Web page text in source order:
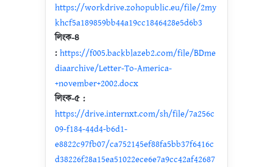
https://workdrive.zohopublic.eu/file/2my
khcf5a189859bb44a19cc1846428e5d6b3
লিংক-৪
: https://f005.backblazeb2.com/file/BDme
diaarchive/Letter-To-America-
+november+2002.docx
লিংক-৫ :
https://drive.internxt.com/sh/file/7a256c
09-f184-44d4-b6d1-
e8822c97fb07/ca752145ef88fa5bb37f6416c
d38226f28a15ea51022ece6e7a9cc42af42687